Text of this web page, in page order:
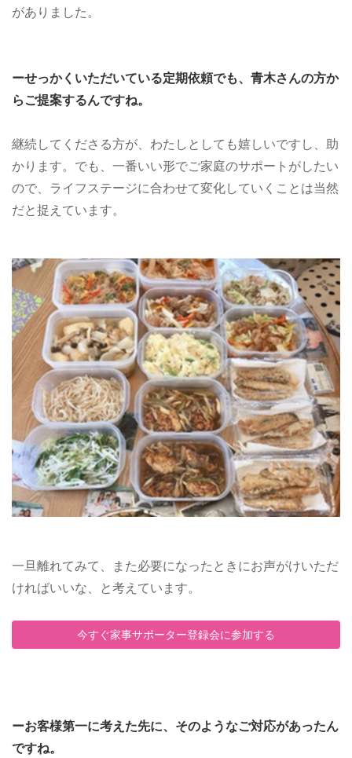
がありました。
ーせっかくいただいている定期依頼でも、青木さんの方か
らご提案するんですね。
継続してくださる方が、わたしとしても嬉しいですし、助
かります。でも、一番いい形でご家庭のサポートがしたい
ので、ライフステージに合わせて変化していくことは当然
だと捉えています。
一旦離れてみて、また必要になったときにお声がけいただ
ければいいな、と考えています。
今すぐ家事サポーター登録会に参加する
ーお客様第一に考えた先に、そのようなご対応があったん
ですね。